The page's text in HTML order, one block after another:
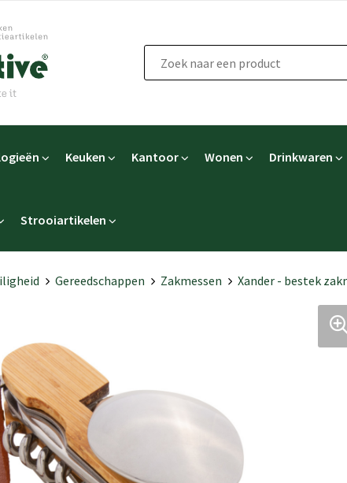
Keuken Kantoor Wonen Drinkwaren
Strooiartikelen
Gereedschappen Zakmessen Xander - bestek